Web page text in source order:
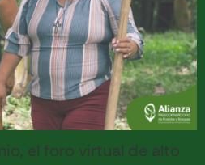
el foro virtual de alto